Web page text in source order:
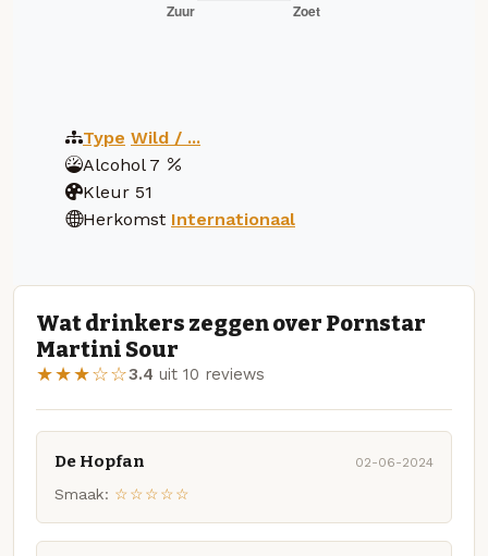
Type Wild / ...
Alcohol 7
Kleur 51
Herkomst Internationaal
Wat drinkers zeggen over Pornstar
Martini Sour
★★★☆☆3.4 uit 10 reviews
De Hopfan 02-06-2024
Smaak: ☆☆☆☆☆